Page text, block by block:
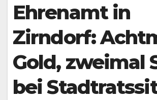
Ehrenamt in
Zirndorf:
Gold, zweimal
bei